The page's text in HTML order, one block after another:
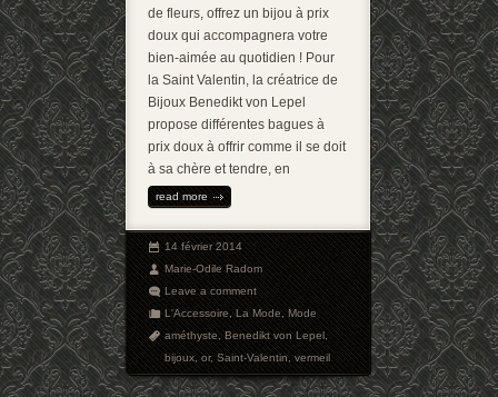
de fleurs, offrez un bijou à prix
doux qui accompagnera votre
bien-aimée au quotidien ! Pour
la Saint Valentin, la créatrice de
Bijoux Benedikt von Lepel
propose différentes bagues à
prix doux à offrir comme il se doit
à sa chère et tendre, en
read more
14 février 2014
Marie-Odile Radom
Leave a comment
L'Accessoire,La Mode,Mode
améthyste,Benedikt von Lepel,
bijoux,or,Saint-Valentin,vermeil